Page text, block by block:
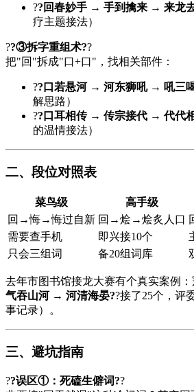
??回春妙手 → 手到擒来 → 来龙
疗主题接法）
??③拆字重组术??
把"回"拆成"口+口"，找相关部件：
??口若悬河 → 河东狮吼 → 吼三
解思路）
??口耳相传 → 传宗接代 → 代代
的温情接法）
二、段位对照表
菜鸟级 高手级
回→悔→悔过自新 回→烩→烩炙人口
需要查手机
即兴接10个
只会三组词
备20组词库
去年市图书馆接龙大赛有个真实案例：
气吞山河 → 河清海晏??接了25个，评
事记录）。
三、避坑指南
??误区①：死磕生僻词??